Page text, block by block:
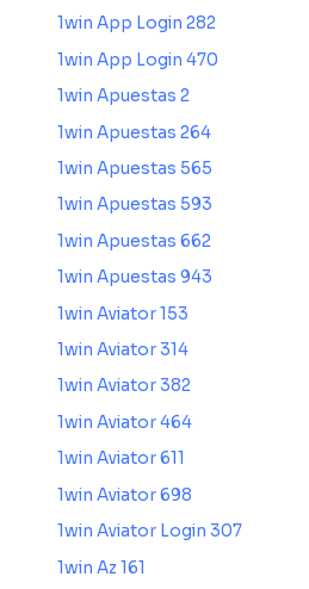
1win App Login 282
1win App Login 470
1win Apuestas 2
1win Apuestas 264
1win Apuestas 565
1win Apuestas 593
1win Apuestas 662
1win Apuestas 943
1win Aviator 153
1win Aviator 314
1win Aviator 382
1win Aviator 464
1win Aviator 611
1win Aviator 698
1win Aviator Login 307
1win Az 161